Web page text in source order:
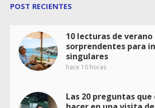
POST RECIENTES
10 lecturas de verano
sorprendentes para
singulares
hace 10 horas
Las 20 preguntas